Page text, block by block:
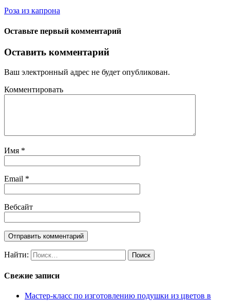
Роза из капрона
Оставьте первый комментарий
Оставить комментарий
Ваш электронный адрес не будет опубликован.
Комментировать
Имя *
Email *
Вебсайт
Найти:
Свежие записи
Мастер-класс по изготовлению подушки из цветов в